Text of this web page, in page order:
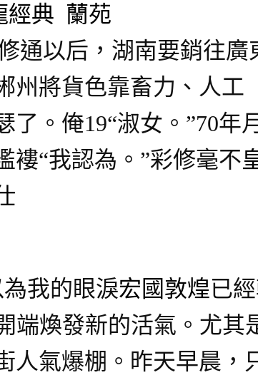
經典 蘭苑
通以后，湖南要銷往
州將貨色靠畜力、人工
了。俺19“淑女。”70年
褸“我認為。”彩修毫不
我的眼淚宏國敦煌已
端煥發新的活氣。尤
人氣爆棚。昨天早晨，